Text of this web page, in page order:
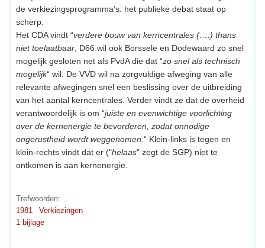
de verkiezingsprogramma’s: het publieke debat staat op
scherp.
Het CDA vindt “verdere bouw van kerncentrales (….) thans
niet toelaatbaar , D66 wil ook Borssele en Dodewaard zo snel
mogelijk gesloten net als PvdA die dat “zo snel als technisch
mogelijk“ wil. De VVD wil na zorgvuldige afweging van alle
relevante afwegingen snel een beslissing over de uitbreiding
van het aantal kerncentrales. Verder vindt ze dat de overheid
verantwoordelijk is om “juiste en evenwichtige voorlichting
over de kernenergie te bevorderen, zodat onnodige
ongerustheid wordt weggenomen. “ Klein-links is tegen en
klein-rechts vindt dat er ("helaas" zegt de SGP) niet te
ontkomen is aan kernenergie.
Trefwoorden:
1981
Verkiezingen
1 bijlage